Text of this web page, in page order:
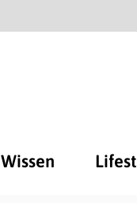
Wissen